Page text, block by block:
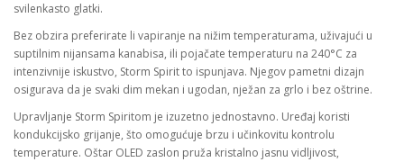
svilenkasto glatki.
Bez obzira preferirate li vapiranje na nižim temperaturama, uživajući u
suptilnim nijansama kanabisa, ili pojačate temperaturu na 240°C za
intenzivnije iskustvo, Storm Spirit to ispunjava. Njegov pametni dizajn
osigurava da je svaki dim mekan i ugodan, nježan za grlo i bez oštrine.
Upravljanje Storm Spiritom je izuzetno jednostavno. Uređaj koristi
kondukcijsko grijanje, što omogućuje brzu i učinkovitu kontrolu
temperature. Oštar OLED zaslon pruža kristalno jasnu vidljivost,